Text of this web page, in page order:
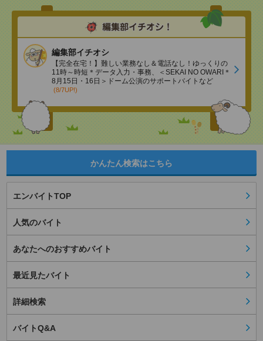
編集部イチオシ
【完全在宅！】難しい業務なし＆電話なし！ゆっくりの
11時～時短＊データ入力・事務、＜SEKAI NO OWARI＊
8月15日・16日＞ドーム公演のサポートバイトなど
(8/7UP!)
かんたん検索はこちら
エンバイトTOP
人気のバイト
あなたへのおすすめバイト
最近見たバイト
詳細検索
バイトQ&A